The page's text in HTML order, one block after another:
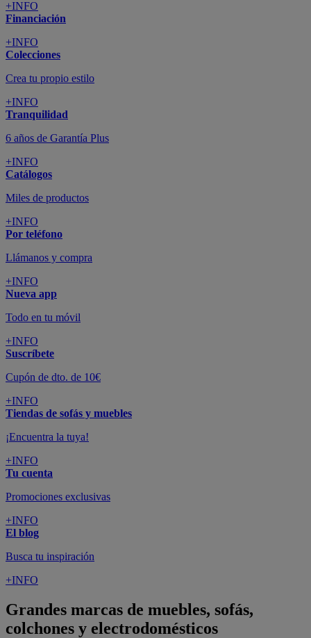
+INFO
Financiación
+INFO
Colecciones
Crea tu propio estilo
+INFO
Tranquilidad
6 años de Garantía Plus
+INFO
Catálogos
Miles de productos
+INFO
Por teléfono
Llámanos y compra
+INFO
Nueva app
Todo en tu móvil
+INFO
Suscríbete
Cupón de dto. de 10€
+INFO
Tiendas de sofás y muebles
¡Encuentra la tuya!
+INFO
Tu cuenta
Promociones exclusivas
+INFO
El blog
Busca tu inspiración
+INFO
Grandes marcas de muebles, sofás,
colchones y electrodomésticos